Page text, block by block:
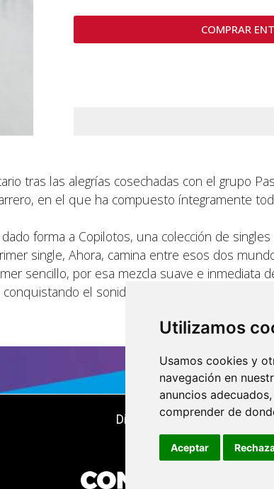
Utilizamos
Usamos cookies y
navegación en
anuncios
comprender de
Aceptar
COMPRAR
tras las alegrías cosechadas con el grupo
en el que ha compuesto íntegramente
forma a Copilotos, una colección de
single, Ahora, camina entre esos dos
sencillo, por esa mezcla suave e inmediata
el sonido general del disco, y a
Dirigido, organizado y